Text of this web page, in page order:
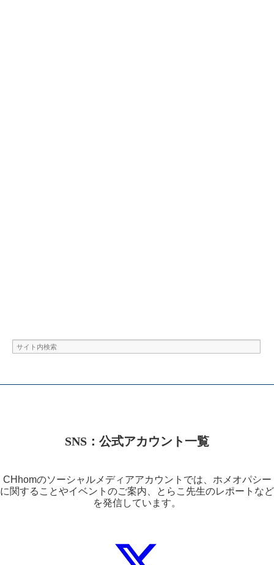
SNS：公式アカウント一覧
CHhomのソーシャルメディアアカウントでは、ホメオパシー
に関することやイベントのご案内、とらこ先生のレポートなど
を発信しています。